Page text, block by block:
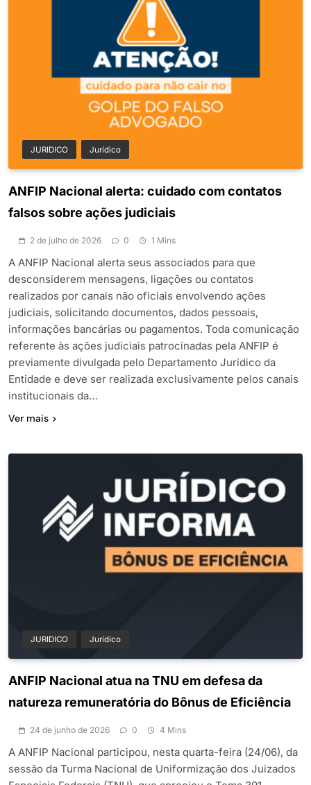
JURIDICO Jurídico
ANFIP Nacional alerta: cuidado com contatos
falsos sobre ações judiciais
2 de julho de 2026 0 1 Mins
A ANFIP Nacional alerta seus associados para que
desconsiderem mensagens, ligações ou contatos
realizados por canais não oficiais envolvendo ações
judiciais, solicitando documentos, dados pessoais,
informações bancárias ou pagamentos. Toda comunicação
referente às ações judiciais patrocinadas pela ANFIP é
previamente divulgada pelo Departamento Jurídico da
Entidade e deve ser realizada exclusivamente pelos canais
institucionais da…
Ver mais
JURIDICO Jurídico
ANFIP Nacional atua na TNU em defesa da
natureza remuneratória do Bônus de Eficiência
24 de junho de 2026 0 4 Mins
A ANFIP Nacional participou, nesta quarta-feira (24/06), da
sessão da Turma Nacional de Uniformização dos Juizados